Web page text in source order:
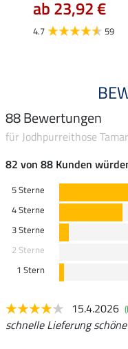
ab 23,92 €
4.7 59
88 Bewertungen
für Jodhpurreithose
82 von 88 Kunden
5 Sterne
4 Sterne
3 Sterne
2 Sterne
1 Stern
15.4.2026
schnelle Lieferung